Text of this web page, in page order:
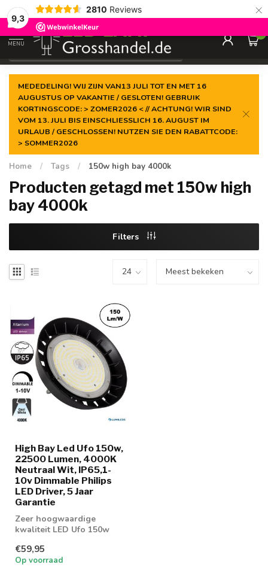
9,3
2810 Reviews ×
Gegarandeerde delaagste prijs
MENU
0
MEDEDELING! WIJ ZIJN VAN13 JULI TOT EN MET 16
AUGUSTUS OP VAKANTIE / GESLOTEN! GEBRUIK
KORTINGSCODE: > ZOMER2026 < // ACHTUNG! WIR SIND
VOM 13. JULI BIS EINSCHLIESSLICH 16. AUGUST IM
URLAUB / GESCHLOSSEN! NUTZEN SIE DEN RABATTCODE:
> SOMMER2026
Home / Tags / 150w high bay 4000k
Producten getagd met 150w high
bay 4000k
Filters
High Bay Led Ufo 150w,
22500 Lumen, 4000K
Neutraal Wit, IP65,1-
10v Dimmable Philips
LED Driver, 5 Jaar
Garantie
Zeer hoogwaardige
kwaliteit LED Ufo 150w
watt. Geschikt v...
€59,95
Op voorraad